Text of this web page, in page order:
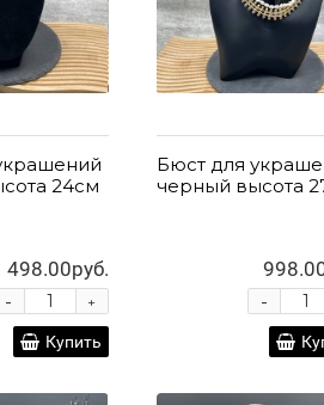
24см
498.00руб.
+
-
Купить
Бюст для
черный высота
-